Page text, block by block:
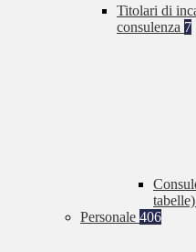
Titolari di
consulenza 7
tabelle)
Personale 406